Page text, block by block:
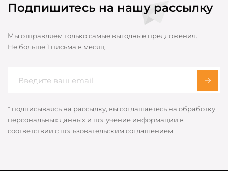
Подпишитесь на нашу рассылку
Мы отправляем только самые выгодные предложения.
Не больше 1 письма в месяц
* подписываясь на рассылку, вы соглашаетесь на обработку
персональных данных и получение информации в
соответствии с пользовательским соглашением